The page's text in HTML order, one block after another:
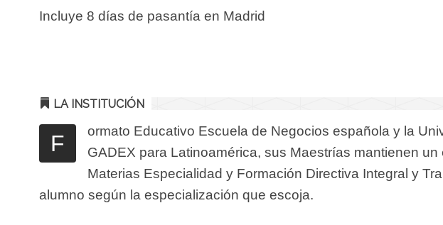
Incluye 8 días de pasantía en Madrid
LA INSTITUCIÓN
F
ormato Educativo Escuela de Negocios española y la
GADEX para Latinoamérica, sus Maestrías mantienen
Materias Especialidad y Formación Directiva Integral y
alumno según la especialización que escoja.